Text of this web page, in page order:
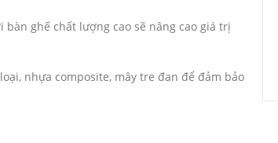
ghế chất lượng cao sẽ nâng cao giá trị
nhựa composite, mây tre đan để đảm bảo